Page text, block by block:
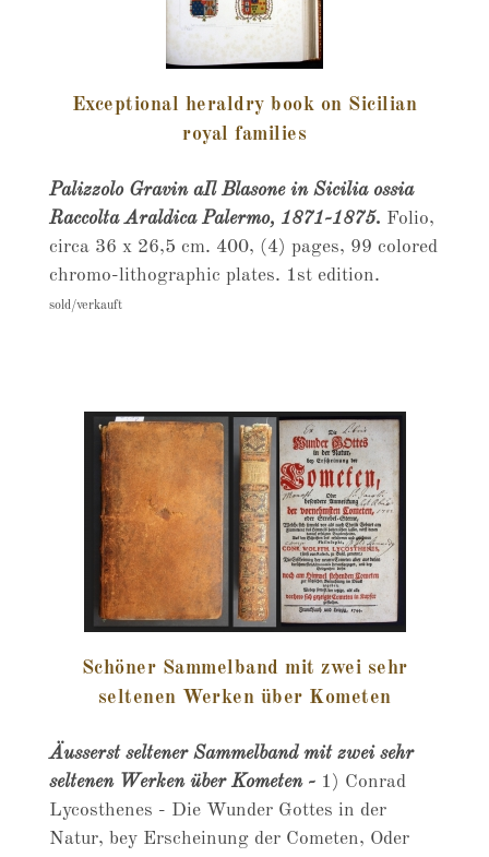
Exceptional heraldry book on Sicilian
royal families
Palizzolo Gravin aIl Blasone in Sicilia ossia
Raccolta Araldica Palermo, 1871-1875. Folio,
circa 36 x 26,5 cm. 400, (4) pages, 99 colored
chromo-lithographic plates. 1st edition.
sold/verkauft
Schöner Sammelband mit zwei sehr
seltenen Werken über Kometen
Äusserst seltener Sammelband mit zwei sehr
seltenen Werken über Kometen - 1) Conrad
Lycosthenes - Die Wunder Gottes in der
Natur, bey Erscheinung der Cometen, Oder